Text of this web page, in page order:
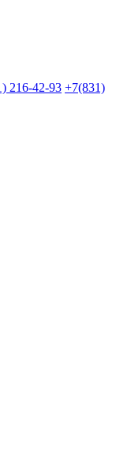
216-42-93 +7(831)